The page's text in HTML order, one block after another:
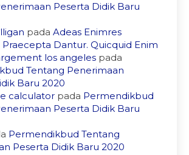
Peserta Didik Baru
pada Adeas Enimres
Dantur. Quicquid Enim
los angeles pada
Tentang Penerimaan
Baru 2020
calculator pada Permendikbud
Peserta Didik Baru
Permendikbud Tentang
Peserta Didik Baru 2020